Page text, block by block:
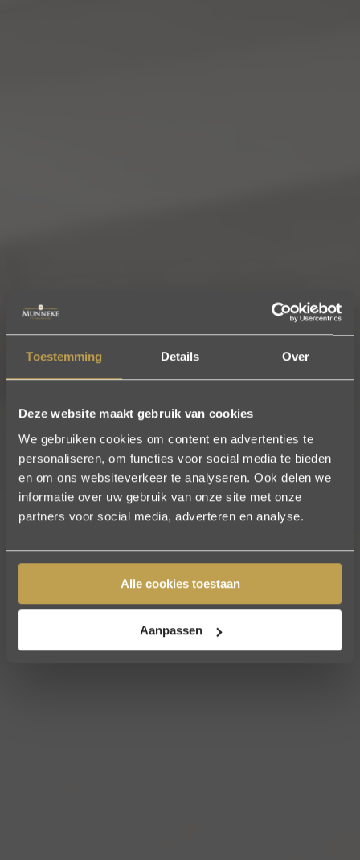
Toestemming Details Over
Deze website maakt gebruik van cookies
We gebruiken cookies om content en advertenties te
personaliseren, om functies voor social media te bieden
en om ons websiteverkeer te analyseren. Ook delen we
informatie over uw gebruik van onze site met onze
partners voor social media, adverteren en analyse.
Alle cookies toestaan
Aanpassen